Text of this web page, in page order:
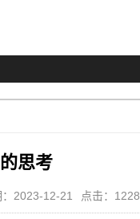
思考
：2023-12-21 点击：1228